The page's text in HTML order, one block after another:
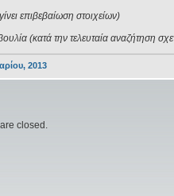
επιβεβαίωση στοιχείων)
(κατά την τελευταία αναζήτηση
2013
closed.